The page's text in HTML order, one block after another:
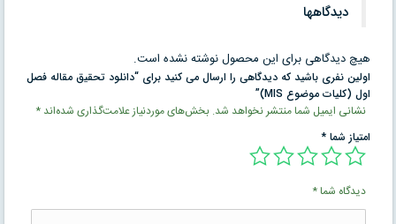
دیدگاهها
هیچ دیدگاهی برای این محصول نوشته نشده است.
اولین نفری باشید که دیدگاهی را ارسال می کنید برای “دانلود تحقیق مقاله فصل
اول (كليات موضوع MIS)”
نشانی ایمیل شما منتشر نخواهد شد. بخش‌های موردنیاز علامت‌گذاری شده‌اند*
امتیاز شما*
دیدگاه شما*